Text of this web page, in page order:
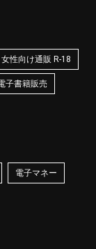
女性向け通販 R-18
子書籍販売
電子マネー